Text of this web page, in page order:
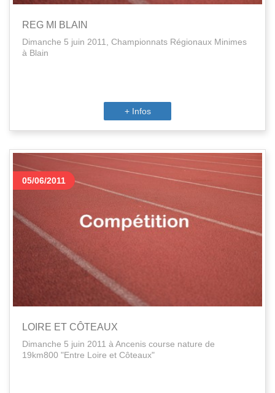
REG MI BLAIN
Dimanche 5 juin 2011, Championnats Régionaux Minimes
à Blain
+ Infos
LOIRE ET CÔTEAUX
Dimanche 5 juin 2011 à Ancenis course nature de
19km800 "Entre Loire et Côteaux"
05/06/2011